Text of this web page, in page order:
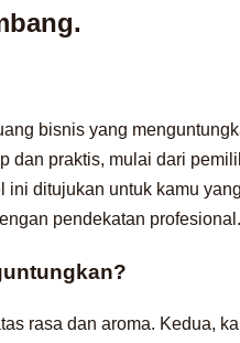
bisnis yang
dan praktis, mulai dari
ini ditujukan untuk kamu
pendekatan profesional.
rasa dan aroma. Kedua,